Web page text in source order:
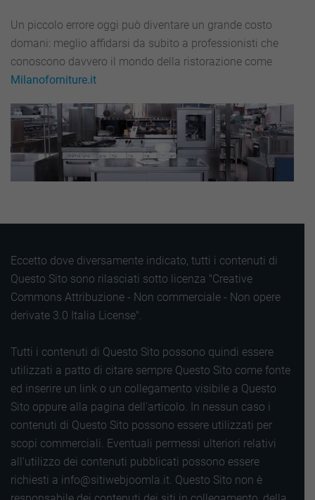
Un piccolo errore oggi può diventare un grande costo
domani: meglio affidarsi da subito a professionisti che
conoscono davvero il mondo della ristorazione come
Milanoforniture.it
Eccetto dove diversamente indicato, tutti i contenuti di
Questo Sito sono rilasciati sotto licenza "Creative
Commons Attribuzione - Non commerciale - Non opere
derivate 3.0 Italia License".
Tutti i contenuti di Questo Sito possono quindi essere
utilizzati a patto di citare sempre Questo Sito come fonte
ed inserire un link o un collegamento visibile a Questo
Sito oppure alla pagina dell'articolo. In nessun caso i
contenuti di Questo Sito possono essere utilizzati per
scopi commerciali. Eventuali permessi ulteriori relativi
all'utilizzo dei contenuti pubblicati possono essere
richiesti a info@sitiwebjoomla.it. Questo Sito non è